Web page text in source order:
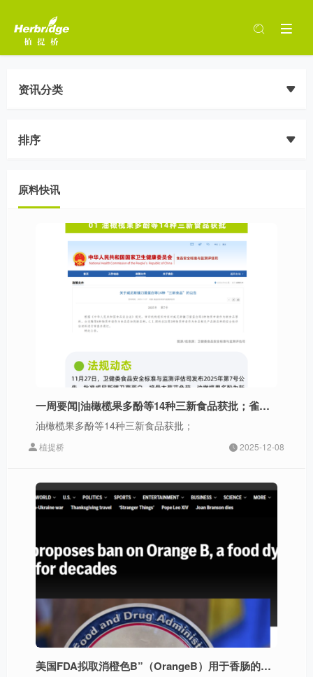
资讯分类
排序
原料快讯
一周要闻|油橄榄果多酚等14种三新食品获批；雀巢、元气森林、旺旺、盒马等上新；阿里健康、金赛药业新动态
油橄榄果多酚等14种三新食品获批；
植提桥 2025-12-08
美国FDA拟取消橙色B”（OrangeB）用于香肠的法规规定，天然色素成替代主流